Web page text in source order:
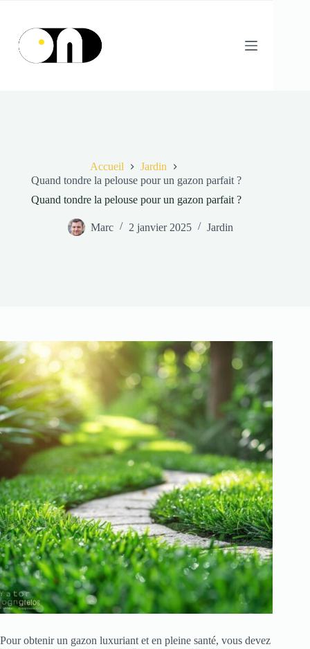
contenu
Accueil
Jardin
Quand tondre la pelouse pour un gazon parfait ?
Quand tondre la pelouse pour un gazon parfait ?
Marc 2 janvier 2025 Jardin
Pour obtenir un gazon luxuriant et en pleine santé, vous devez